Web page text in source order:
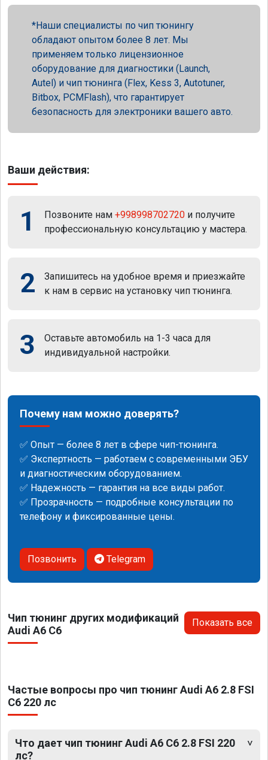
Наши специалисты по чип тюнингу
обладают опытом более 8 лет. Мы
применяем только лицензионное
оборудование для диагностики (Launch,
Autel) и чип тюнинга (Flex, Kess 3, Autotuner,
Bitbox, PCMFlash), что гарантирует
безопасность для электроники вашего авто.
Ваши действия:
1 Позвоните нам +998998702720 и получите
профессиональную консультацию у мастера.
2
Запишитесь на удобное время и приезжайте
к нам в сервис на установку чип тюнинга.
3
Оставьте автомобиль на 1-3 часа для
индивидуальной настройки.
Почему нам можно доверять?
✅ Опыт — более 8 лет в сфере чип-тюнинга.
✅ Экспертность — работаем с современными ЭБУ
и диагностическим оборудованием.
✅ Надежность — гарантия на все виды работ.
✅ Прозрачность — подробные консультации по
телефону и фиксированные цены.
Позвонить Telegram
Чип тюнинг других модификаций
Audi A6 C6
Показать все
Частые вопросы про чип тюнинг Audi A6 2.8 FSI
C6 220 лс
Что дает чип тюнинг Audi A6 C6 2.8 FSI 220
лс?